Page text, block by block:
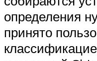
определения
принято